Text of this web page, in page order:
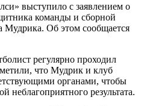
выступило с заявлением о
команды и сборной
Об этом сообщается
регулярно проходил
что Мудрик и клуб
органами, чтобы
неблагоприятного результата.